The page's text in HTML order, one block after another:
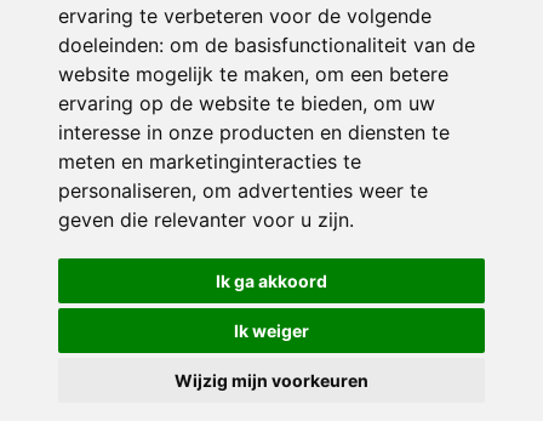
ervaring te verbeteren voor de volgende
doeleinden: om de basisfunctionaliteit van de
website mogelijk te maken, om een betere
ervaring op de website te bieden, om uw
interesse in onze producten en diensten te
meten en marketinginteracties te
personaliseren, om advertenties weer te
geven die relevanter voor u zijn.
Ik ga akkoord
Ik weiger
Wijzig mijn voorkeuren
© 2026 CBS De Wieken | Alle rechten voorbehouden
Privacy policy|Disclaimer| Klachtenregeling|RSIN en Anbi
voorkeuren
Crealisatie The MindOffice